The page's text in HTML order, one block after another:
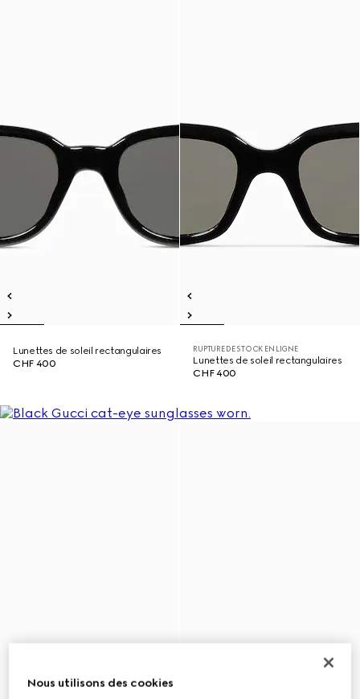
Lunettes de soleil rectangulaires
CHF 400
RUPTURE DE STOCK EN LIGNE
Lunettes de soleil rectangulaires
CHF 400
Nous utilisons des cookies